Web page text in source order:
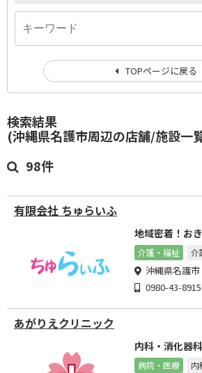
検索結果
(沖縄県名護市周辺の店舗/施設一覧
98件
有限会社 ちゅらいふ
地域密着！お
介護・福祉 介
沖縄県名護市
0980-43-8915
あがりえクリニック
内科・消化器
病院・医療 内
TOPページに戻る